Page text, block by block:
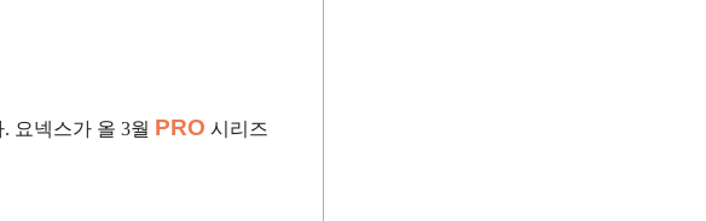
요넥스가 올 3월 PRO 시리즈